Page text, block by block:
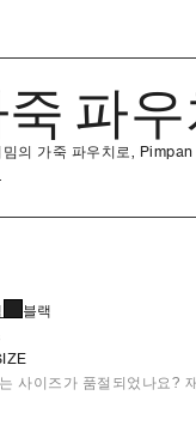
파우
밈의 가죽 파우치로,
블랙
사이즈가 품절되었나요?